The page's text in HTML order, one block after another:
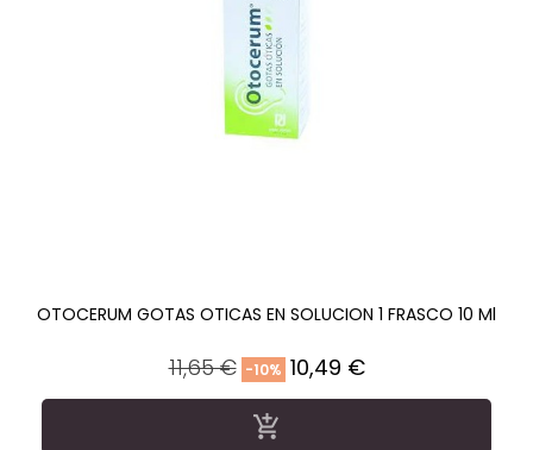
OTOCERUM GOTAS OTICAS EN SOLUCION 1 FRASCO 10 Ml
Precio
regular
11,65 € -10% Precio
10,49 €
